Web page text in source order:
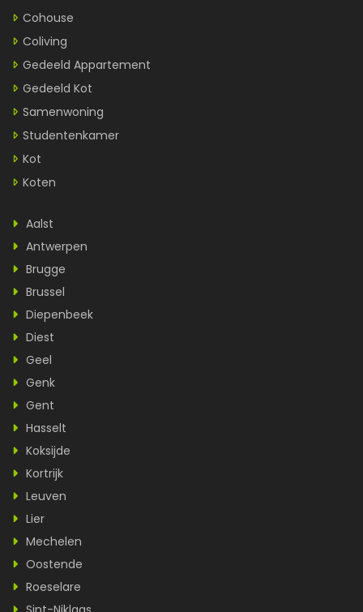
Cohouse
Coliving
Gedeeld Appartement
Gedeeld Kot
Samenwoning
Studentenkamer
Kot
Koten
Aalst
Antwerpen
Brugge
Brussel
Diepenbeek
Diest
Geel
Genk
Gent
Hasselt
Koksijde
Kortrijk
Leuven
Lier
Mechelen
Oostende
Roeselare